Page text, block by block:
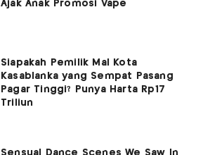
Ajak Anak Promosi Vape
Siapakah Pemilik Mal Kota
Kasablanka yang Sempat Pasang
Pagar Tinggi? Punya Harta Rp17
Triliun